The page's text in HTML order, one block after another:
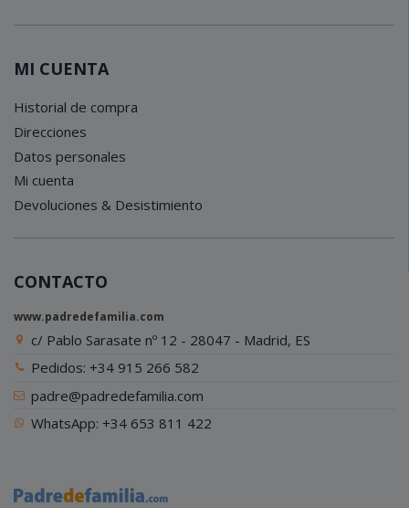
MI CUENTA
Historial de compra
Direcciones
Datos personales
Mi cuenta
Devoluciones & Desistimiento
CONTACTO
www.padredefamilia.com
c/ Pablo Sarasate nº 12 - 28047 - Madrid, ES
Pedidos: +34 915 266 582
padre@padredefamilia.com
WhatsApp: +34 653 811 422